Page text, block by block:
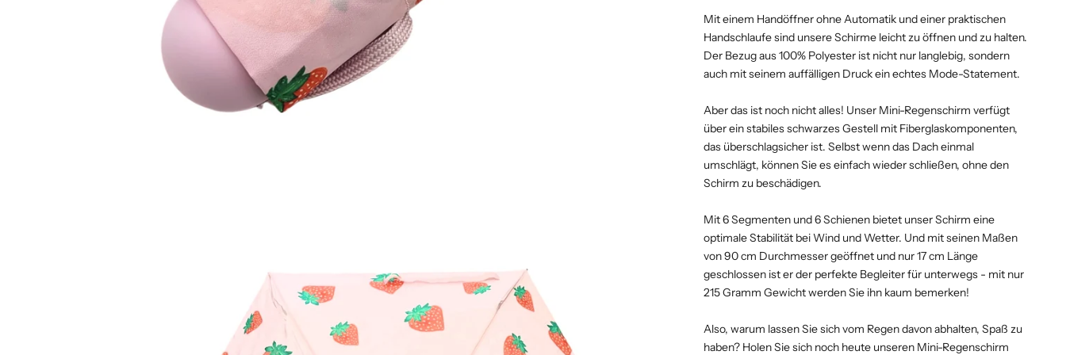
Mit einem Handöffner ohne Automatik und einer praktischen
Handschlaufe sind unsere Schirme leicht zu öffnen und zu halten.
Der Bezug aus 100% Polyester ist nicht nur langlebig, sondern
auch mit seinem auffälligen Druck ein echtes Mode-Statement.
Aber das ist noch nicht alles! Unser Mini-Regenschirm verfügt
über ein stabiles schwarzes Gestell mit Fiberglaskomponenten,
das überschlagsicher ist. Selbst wenn das Dach einmal
umschlägt, können Sie es einfach wieder schließen, ohne den
Schirm zu beschädigen.
Mit 6 Segmenten und 6 Schienen bietet unser Schirm eine
optimale Stabilität bei Wind und Wetter. Und mit seinen Maßen
von 90 cm Durchmesser geöffnet und nur 17 cm Länge
geschlossen ist er der perfekte Begleiter für unterwegs - mit nur
215 Gramm Gewicht werden Sie ihn kaum bemerken!
Also, warum lassen Sie sich vom Regen davon abhalten, Spaß zu
haben? Holen Sie sich noch heute unseren Mini-Regenschirm